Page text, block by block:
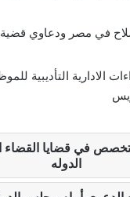
في مصر ودعاوي قضية
الادارية التأديبية
في قضايا القضاء
الدوله